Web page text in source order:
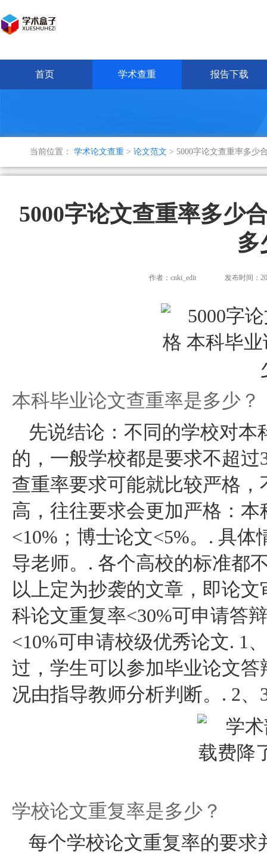
首页 学术查重 报告下载
当前位置： 学术论文查重 > 论文范文 > 5000字论文查重率多少
5000字论文查重率多少
多
作者：cnki_edit 发布时间：
本科毕业论文查重率是多少？
先说结论：不同的学校对
的，一般学校都是要求不超
查重率要求可能就比较严格
高，往往要求会更加严格：本
<10%；博士论文<5%。. 具
导老师。. 各个高校的标准都
以上定为抄袭的文章，即论
科论文重复率<30%可申请答
<10%可申请校级优秀论文. 1
过，学生可以参加毕业论文
况由指导教师分析判断。. 2、
学校论文重复率是多少？
每个学校论文重复率的要求